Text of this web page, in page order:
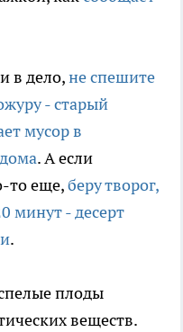
в дело,не спешите
- старый
мусор в
. А если
то еще,беру творог,
минут - десерт
.
плоды
веществ.